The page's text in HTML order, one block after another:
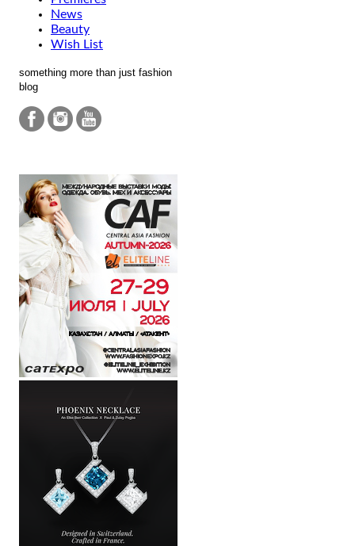
News
Beauty
Wish List
something more than just fashion
blog